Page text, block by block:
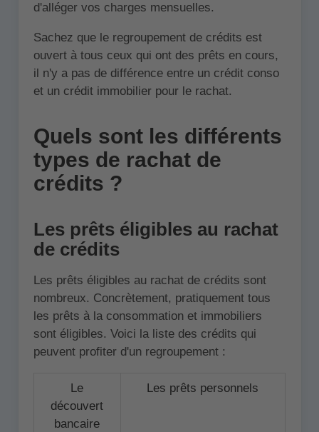
d'alléger vos charges mensuelles.
Sachez que le regroupement de crédits est
ouvert à tous ceux qui ont des prêts en cours,
il n'y a pas de différence entre un crédit conso
et un crédit immobilier pour le rachat.
Quels sont les différents
types de rachat de
crédits ?
Les prêts éligibles au rachat
de crédits
Les prêts éligibles au rachat de crédits sont
nombreux. Concrètement, pratiquement tous
les prêts à la consommation et immobiliers
sont éligibles. Voici la liste des crédits qui
peuvent profiter d'un regroupement :
Le
découvert
bancaire
Les prêts personnels